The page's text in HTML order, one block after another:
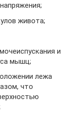
живота;
и
мышц;
лежа
что